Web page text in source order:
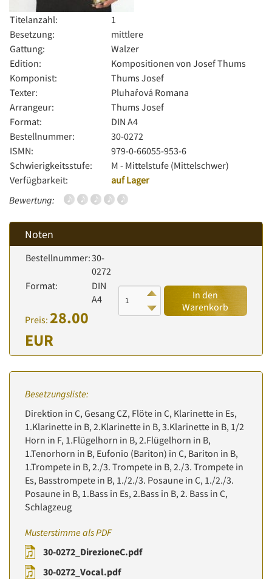
Titelanzahl:
1
Besetzung:
mittlere
Gattung:
Walzer
Edition:
Kompositionen von Josef Thums
Komponist:
Thums Josef
Texter:
Pluhařová Romana
Arrangeur:
Thums Josef
Format:
DIN A4
Bestellnummer:
30-0272
ISMN:
979-0-66055-953-6
Schwierigkeitsstufe:
M - Mittelstufe (Mittelschwer)
Verfügbarkeit:
auf Lager
Bewertung:
Noten
Bestellnummer:30-
0272
Format:
DIN
A4
Preis: 28.00
EUR
In den
Warenkorb
Besetzungsliste:
Direktion in C, Gesang CZ, Flöte in C, Klarinette in Es,
1.Klarinette in B, 2.Klarinette in B, 3.Klarinette in B, 1/2
Horn in F, 1.Flügelhorn in B, 2.Flügelhorn in B,
1.Tenorhorn in B, Eufonio (Bariton) in C, Bariton in B,
1.Trompete in B, 2./3. Trompete in B, 2./3. Trompete in
Es, Basstrompete in B, 1./2./3. Posaune in C, 1./2./3.
Posaune in B, 1.Bass in Es, 2.Bass in B, 2. Bass in C,
Schlagzeug
Musterstimme als PDF
30-0272_DirezioneC.pdf
30-0272_Vocal.pdf